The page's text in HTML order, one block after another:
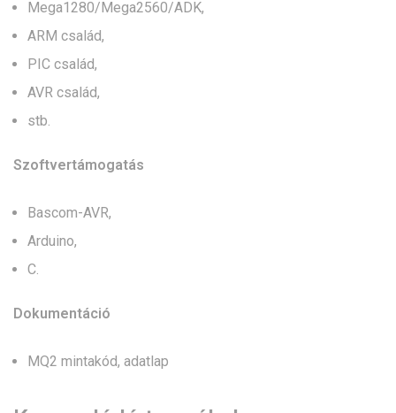
Mega1280/Mega2560/ADK,
ARM család,
PIC család,
AVR család,
stb.
Szoftvertámogatás
Bascom-AVR,
Arduino,
C.
Dokumentáció
MQ2 mintakód, adatlap